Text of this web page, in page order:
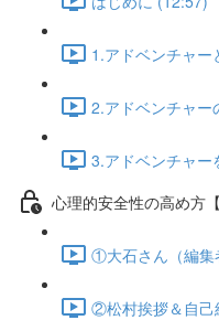
1.アドベンチャ
2.アドベンチャー
3.アドベンチャー
心理的安全性の高め方
①大石さん（編集
②松村挨拶＆自己